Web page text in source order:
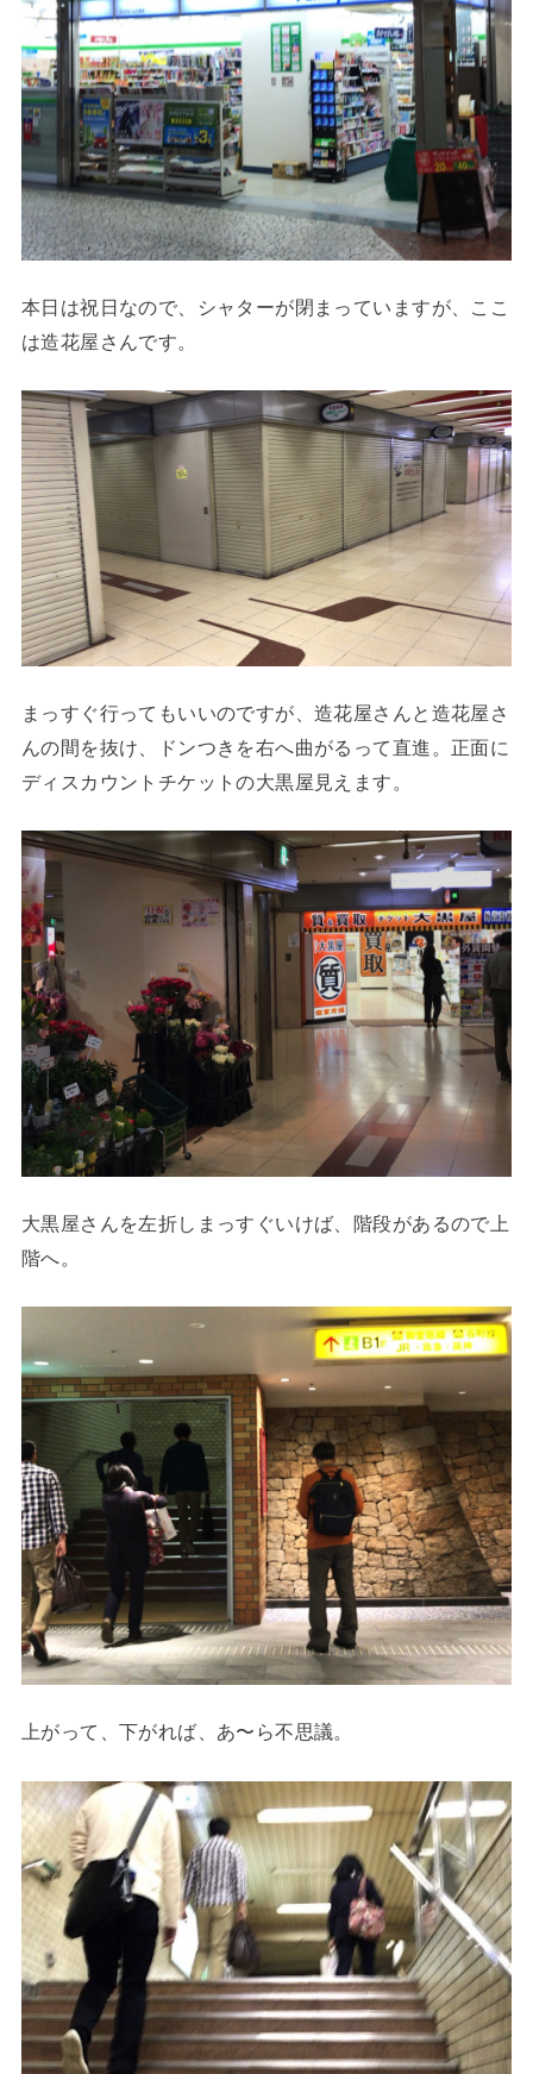
本日は祝日なので、シャターが閉まっていますが、ここ
は造花屋さんです。
まっすぐ行ってもいいのですが、造花屋さんと造花屋さ
んの間を抜け、ドンつきを右へ曲がるって直進。正面に
ディスカウントチケットの大黒屋見えます。
大黒屋さんを左折しまっすぐいけば、階段があるので上
階へ。
上がって、下がれば、あ〜ら不思議。